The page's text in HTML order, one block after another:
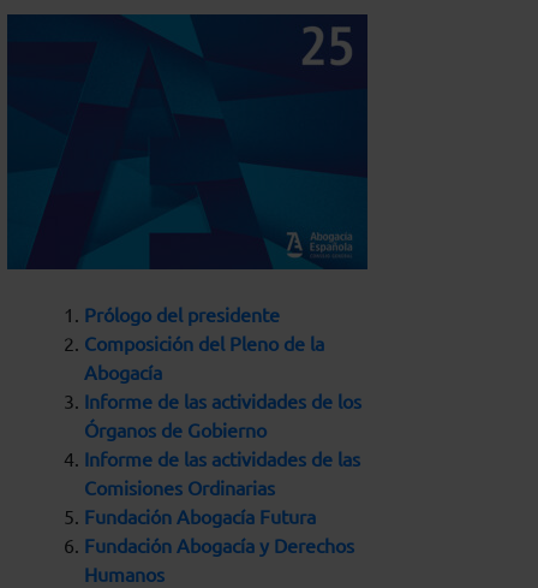
Prólogo del presidente
Composición del Pleno de la
Abogacía
Informe de las actividades de los
Órganos de Gobierno
Informe de las actividades de las
Comisiones Ordinarias
Fundación Abogacía Futura
Fundación Abogacía y Derechos
Humanos